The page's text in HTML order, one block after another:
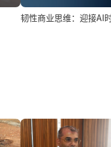
韧性商业思维：迎接AI